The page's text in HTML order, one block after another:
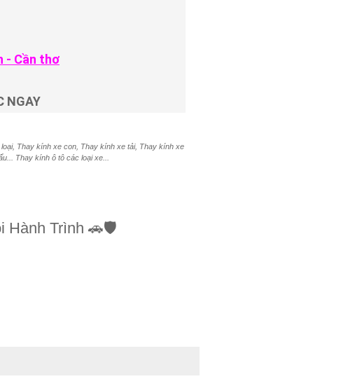
- Cần thơ
NGAY
Thay kính xe con, Thay kính xe tải, Thay kính xe
Thay kính ô tô các loại xe...
Hành Trình 🚗🛡️